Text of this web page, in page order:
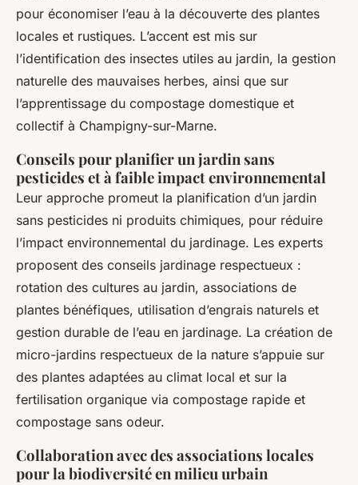
pour économiser l’eau à la découverte des plantes
locales et rustiques. L’accent est mis sur
l’identification des insectes utiles au jardin, la gestion
naturelle des mauvaises herbes, ainsi que sur
l’apprentissage du compostage domestique et
collectif à Champigny-sur-Marne.
Conseils pour planifier un jardin sans
pesticides et à faible impact environnemental
Leur approche promeut la planification d’un jardin
sans pesticides ni produits chimiques, pour réduire
l’impact environnemental du jardinage. Les experts
proposent des conseils jardinage respectueux :
rotation des cultures au jardin, associations de
plantes bénéfiques, utilisation d’engrais naturels et
gestion durable de l’eau en jardinage. La création de
micro-jardins respectueux de la nature s’appuie sur
des plantes adaptées au climat local et sur la
fertilisation organique via compostage rapide et
compostage sans odeur.
Collaboration avec des associations locales
pour la biodiversité en milieu urbain